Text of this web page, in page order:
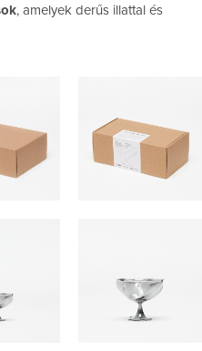
, amelyek derűs illattal és